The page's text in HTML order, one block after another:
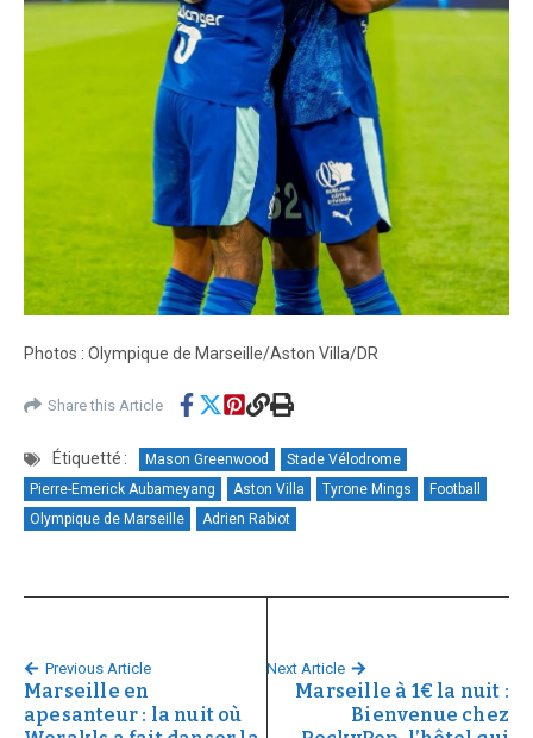
Photos : Olympique de Marseille/Aston Villa/DR
Share this Article
Étiquetté : Mason Greenwood
Stade Vélodrome
Pierre-Emerick Aubameyang
Aston Villa Tyrone Mings
Football
Olympique de Marseille
Adrien Rabiot
Previous Article
Marseille en
apesanteur : la nuit où
Next Article
Marseille à 1€ la nuit :
Bienvenue chez